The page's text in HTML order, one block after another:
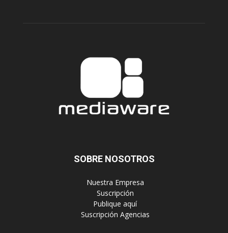
SOBRE NOSOTROS
‎ Nuestra Empresa
‎ Suscripción
‎ Publique aquí
‎ Suscripción Agencias